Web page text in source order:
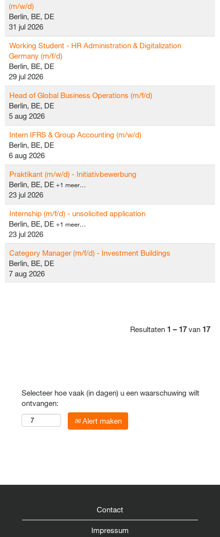
(m/w/d)
Berlin, BE, DE
31 jul 2026
Working Student - HR Administration & Digitalization
Germany (m/f/d)
Berlin, BE, DE
29 jul 2026
Head of Global Business Operations (m/f/d)
Berlin, BE, DE
5 aug 2026
Intern IFRS & Group Accounting (m/w/d)
Berlin, BE, DE
6 aug 2026
Praktikant (m/w/d) - Initiativbewerbung
Berlin, BE, DE +1 meer…
23 jul 2026
Internship (m/f/d) - unsolicited application
Berlin, BE, DE +1 meer…
23 jul 2026
Category Manager (m/f/d) - Investment Buildings
Berlin, BE, DE
7 aug 2026
Resultaten 1 – 17van 17
Selecteer hoe vaak (in dagen) u een waarschuwing wilt
ontvangen:
Alert maken
Contact
Impressum